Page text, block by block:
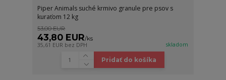
Piper Animals suché krmivo granule pre psov s
kuraťom 12 kg
53,00 EUR
43,80 EUR/ks
35,61 EUR bez DPH skladom
Pridať do košíka